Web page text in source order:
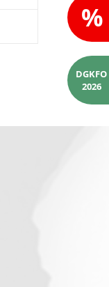
%
DGKFO
2026